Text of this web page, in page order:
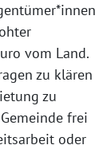
vom Land.
zu klären
zu
frei
oder